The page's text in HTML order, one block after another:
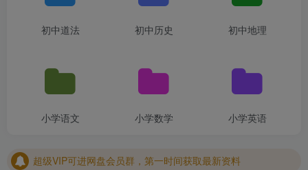
初中道法 初中历史 初中地理
小学语文 小学数学 小学英语
超级VIP可进网盘会员群，第一时间获取最新资料
超级VIP可进网盘会员群，第一时间获取最新资料